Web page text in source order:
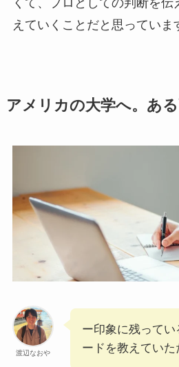
くて、プロとしての判断を
えていくことだと思っていま
アメリカの大学へ。あ
渡辺なおや
ー印象に残って
ードを教えてい